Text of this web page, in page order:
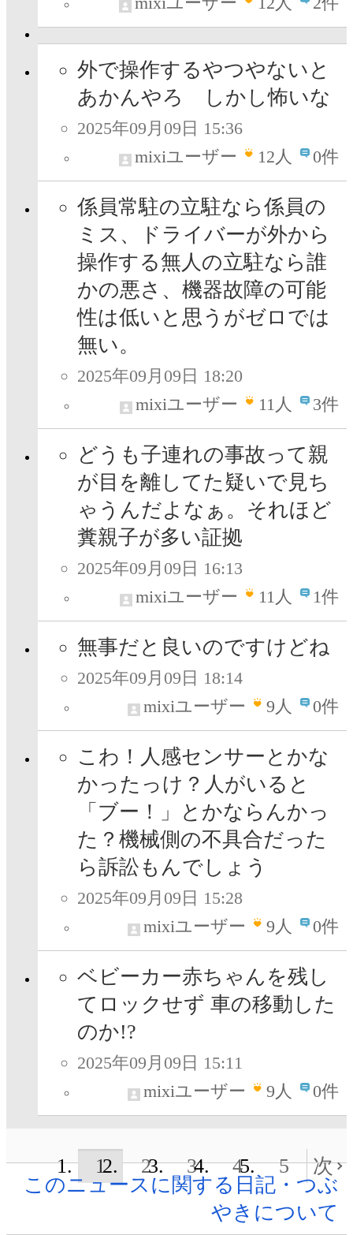
外で操作するやつやないと
あかんやろ しかし怖いな
2025年09月09日 15:36
mixiユーザー
12人 0件
係員常駐の立駐なら係員の
ミス、ドライバーが外から
操作する無人の立駐なら誰
かの悪さ、機器故障の可能
性は低いと思うがゼロでは
無い。
2025年09月09日 18:20
mixiユーザー
11人 3件
どうも子連れの事故って親
が目を離してた疑いで見ち
ゃうんだよなぁ。それほど
糞親子が多い証拠
2025年09月09日 16:13
mixiユーザー
11人 1件
無事だと良いのですけどね
2025年09月09日 18:14
mixiユーザー
9人 0件
こわ！人感センサーとかな
かったっけ？人がいると
「ブー！」とかならんかっ
た？機械側の不具合だった
ら訴訟もんでしょう
2025年09月09日 15:28
mixiユーザー
9人 0件
ベビーカー赤ちゃんを残し
てロックせず 車の移動した
のか!?
2025年09月09日 15:11
mixiユーザー
9人 0件
1 2 3 4 5
次
このニュースに関する日記・つぶ
やきについて